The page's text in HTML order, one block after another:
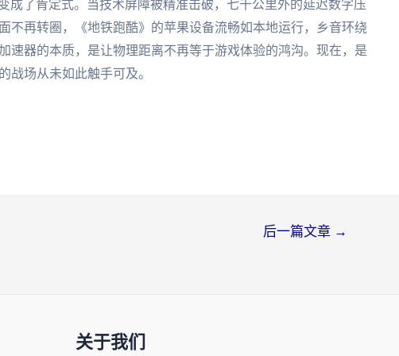
成了肯定式。当技术屏障被精准击破，七千公里外的延迟数字压
不再转圈，《地铁跑酷》的苹果设备流畅如本地运行，乡音环绕
速器的本质，是让物理距离不再等于游戏体验的鸿沟。现在，是
场从未如此触手可及。
后一篇文章 →
关于我们